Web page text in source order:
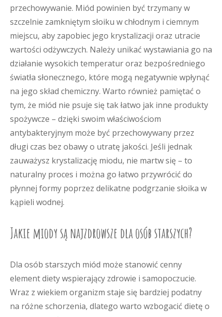
przechowywanie. Miód powinien być trzymany w
szczelnie zamkniętym słoiku w chłodnym i ciemnym
miejscu, aby zapobiec jego krystalizacji oraz utracie
wartości odżywczych. Należy unikać wystawiania go na
działanie wysokich temperatur oraz bezpośredniego
światła słonecznego, które mogą negatywnie wpłynąć
na jego skład chemiczny. Warto również pamiętać o
tym, że miód nie psuje się tak łatwo jak inne produkty
spożywcze – dzięki swoim właściwościom
antybakteryjnym może być przechowywany przez
długi czas bez obawy o utratę jakości. Jeśli jednak
zauważysz krystalizację miodu, nie martw się – to
naturalny proces i można go łatwo przywrócić do
płynnej formy poprzez delikatne podgrzanie słoika w
kąpieli wodnej.
Jakie miody są najzdrowsze dla osób starszych?
Dla osób starszych miód może stanowić cenny
element diety wspierający zdrowie i samopoczucie.
Wraz z wiekiem organizm staje się bardziej podatny
na różne schorzenia, dlatego warto wzbogacić dietę o